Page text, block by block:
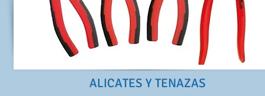
ALICATES Y TENAZAS